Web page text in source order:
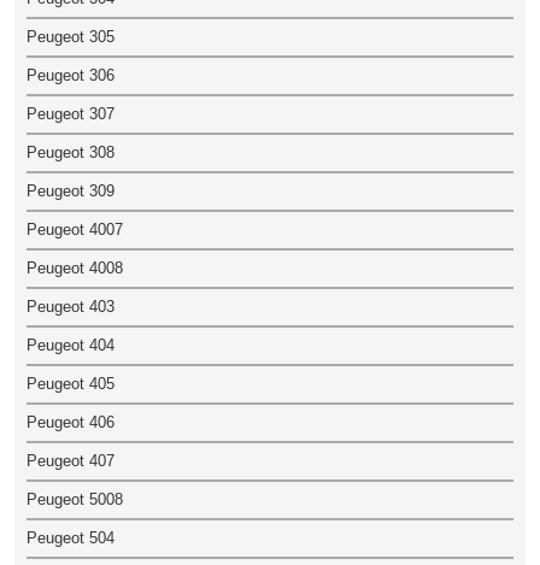
Peugeot 305
Peugeot 306
Peugeot 307
Peugeot 308
Peugeot 309
Peugeot 4007
Peugeot 4008
Peugeot 403
Peugeot 404
Peugeot 405
Peugeot 406
Peugeot 407
Peugeot 5008
Peugeot 504